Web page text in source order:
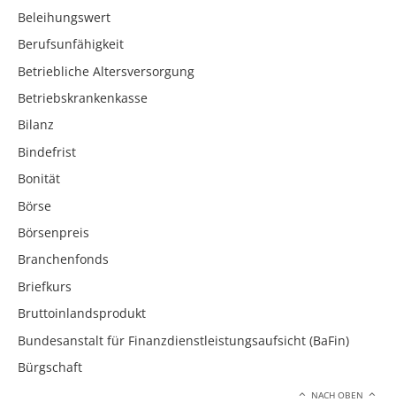
Beleihungswert
Berufsunfähigkeit
Betriebliche Altersversorgung
Betriebskrankenkasse
Bilanz
Bindefrist
Bonität
Börse
Börsenpreis
Branchenfonds
Briefkurs
Bruttoinlandsprodukt
Bundesanstalt für Finanzdienstleistungsaufsicht (BaFin)
Bürgschaft
NACH OBEN